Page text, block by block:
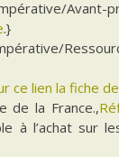
Avant-
.}
ce lien la fiche
de la France.,
à l’achat sur